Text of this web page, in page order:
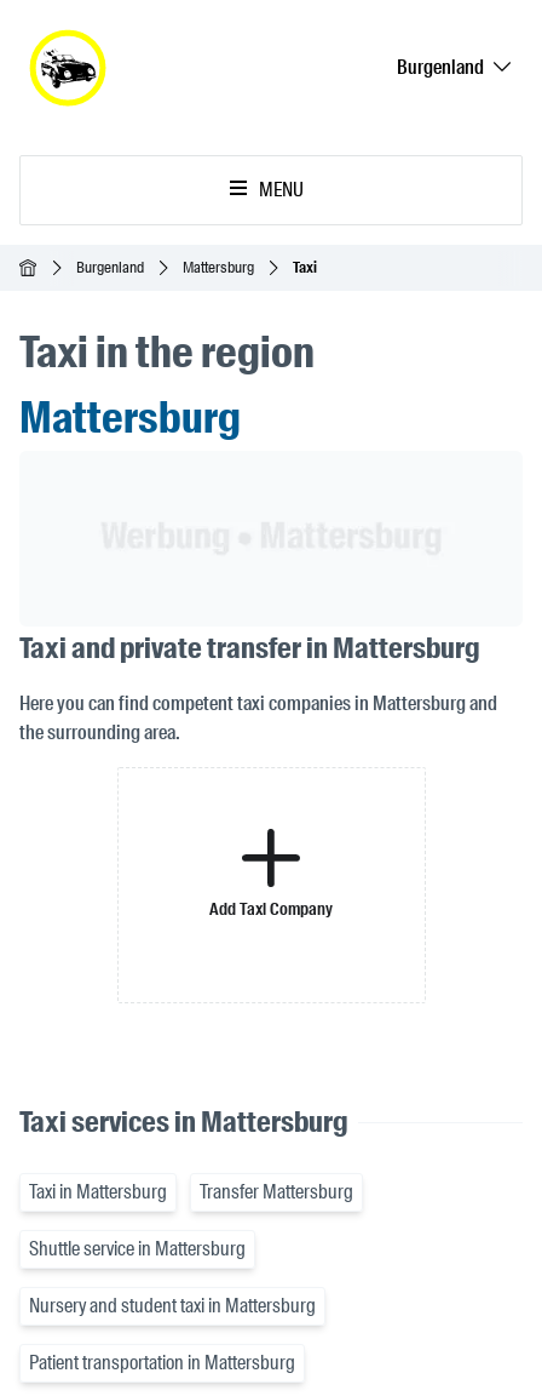
Burgenland
MENU
AccueilBurgenland Mattersburg Taxi
Taxi in the region
Mattersburg
Taxi and private transfer in Mattersburg
Here you can find competent taxi companies in Mattersburg and
the surrounding area.
Add Taxi Company
Taxi services in Mattersburg
Taxi in Mattersburg Transfer Mattersburg
Shuttle service in Mattersburg
Nursery and student taxi in Mattersburg
Patient transportation in Mattersburg